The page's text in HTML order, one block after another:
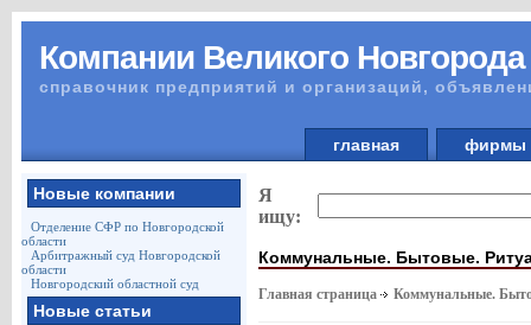
Компании Великого Новгорода
справочник предприятий и организаций,
главная
Новые компании
Отделение СФР по Новгородской
области
Арбитражный суд Новгородской
области
Новгородский областной суд
Новые статьи
Я
ищу:
Коммунальные. Бытовые.
Главная страница Коммунальные.